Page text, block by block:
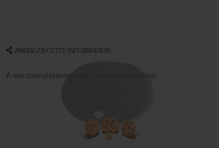
PARTAGER CETTE INFORMATION
À vos connaissances, sur vos réseaux sociaux.